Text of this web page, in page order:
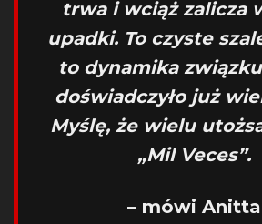
trwa i wciąż zalicza
upadki. To czyste
to dynamika
doświadczyło już
Myślę, że wielu
„Mil Veces”.
– mówi Anitta